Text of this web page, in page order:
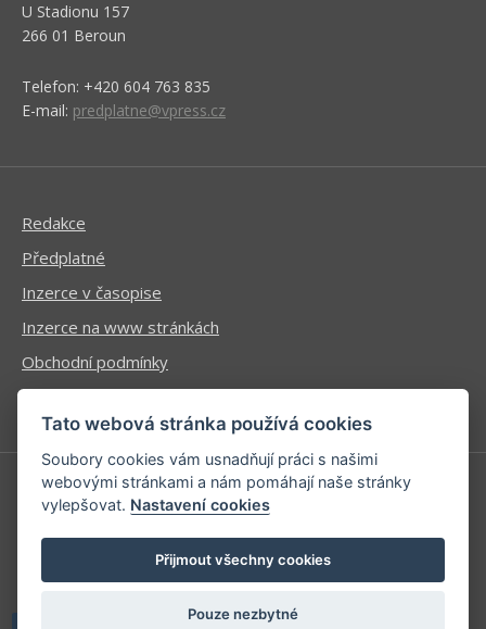
U Stadionu 157
266 01 Beroun
Telefon: +420 604 763 835
E-mail: predplatne@vpress.cz
Redakce
Předplatné
Inzerce v časopise
Inzerce na www stránkách
Obchodní podmínky
Ochrana osobních údajů
Příhlášení | Registrace
Kontaktní informace
Mapa stránek
Tato webová stránka používá cookies
Soubory cookies vám usnadňují práci s našimi
webovými stránkami a nám pomáhají naše stránky
vylepšovat. Nastavení cookies
Přijmout všechny cookies
Pouze nezbytné